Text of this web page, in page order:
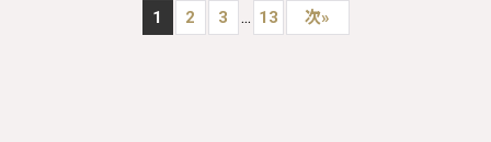
1 2 3 ... 13 次»